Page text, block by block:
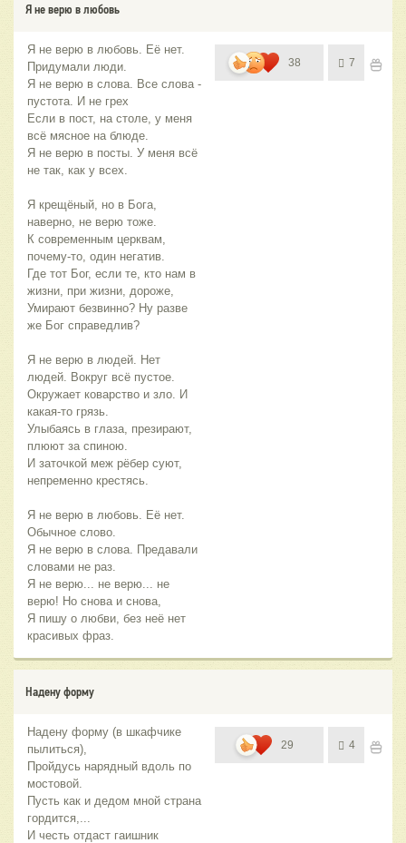
Я не верю в любовь
Я не верю в любовь. Её нет.
Придумали люди.
Я не верю в слова. Все слова -
пустота. И не грех
Если в пост, на столе, у меня
всё мясное на блюде.
Я не верю в посты. У меня всё
не так, как у всех.
Я крещёный, но в Бога,
наверно, не верю тоже.
К современным церквам,
почему-то, один негатив.
Где тот Бог, если те, кто нам в
жизни, при жизни, дороже,
Умирают безвинно? Ну разве
же Бог справедлив?
Я не верю в людей. Нет
людей. Вокруг всё пустое.
Окружает коварство и зло. И
какая-то грязь.
Улыбаясь в глаза, презирают,
плюют за спиною.
И заточкой меж рёбер суют,
непременно крестясь.
Я не верю в любовь. Её нет.
Обычное слово.
Я не верю в слова. Предавали
словами не раз.
Я не верю... не верю... не
верю! Но снова и снова,
Я пишу о любви, без неё нет
красивых фраз.
38 7
Надену форму
Надену форму (в шкафчике
пылиться),
Пройдусь нарядный вдоль по
мостовой.
Пусть как и дедом мной страна
гордится,...
И честь отдаст гаишник
29 4